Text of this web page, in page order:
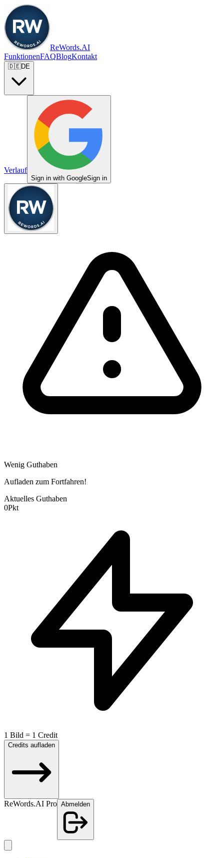
ReWords.AI
FunktionenFAQBlogKontakt
🇩🇪DE
Verlauf
Sign in with GoogleSign in
Wenig Guthaben
Aufladen zum Fortfahren!
Aktuelles Guthaben
0Pkt
1 Bild = 1 Credit
Credits aufladen
ReWords.AI Pro Abmelden